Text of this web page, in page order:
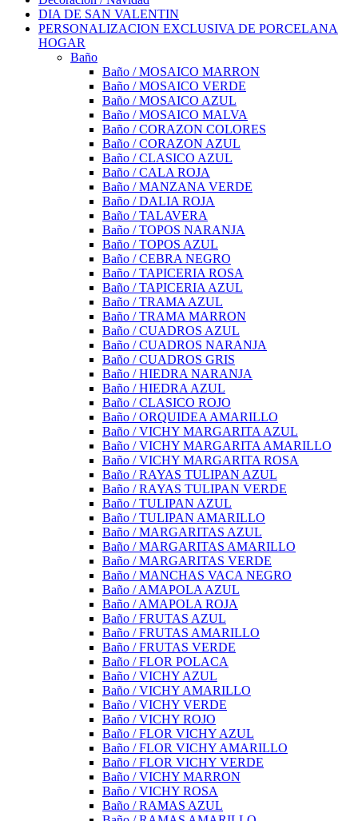
DIA DE SAN VALENTIN
PERSONALIZACION EXCLUSIVA DE PORCELANA
HOGAR
Baño
Baño / MOSAICO MARRON
Baño / MOSAICO VERDE
Baño / MOSAICO AZUL
Baño / MOSAICO MALVA
Baño / CORAZON COLORES
Baño / CORAZON AZUL
Baño / CLASICO AZUL
Baño / CALA ROJA
Baño / MANZANA VERDE
Baño / DALIA ROJA
Baño / TALAVERA
Baño / TOPOS NARANJA
Baño / TOPOS AZUL
Baño / CEBRA NEGRO
Baño / TAPICERIA ROSA
Baño / TAPICERIA AZUL
Baño / TRAMA AZUL
Baño / TRAMA MARRON
Baño / CUADROS AZUL
Baño / CUADROS NARANJA
Baño / CUADROS GRIS
Baño / HIEDRA NARANJA
Baño / HIEDRA AZUL
Baño / CLASICO ROJO
Baño / ORQUIDEA AMARILLO
Baño / VICHY MARGARITA AZUL
Baño / VICHY MARGARITA AMARILLO
Baño / VICHY MARGARITA ROSA
Baño / RAYAS TULIPAN AZUL
Baño / RAYAS TULIPAN VERDE
Baño / TULIPAN AZUL
Baño / TULIPAN AMARILLO
Baño / MARGARITAS AZUL
Baño / MARGARITAS AMARILLO
Baño / MARGARITAS VERDE
Baño / MANCHAS VACA NEGRO
Baño / AMAPOLA AZUL
Baño / AMAPOLA ROJA
Baño / FRUTAS AZUL
Baño / FRUTAS AMARILLO
Baño / FRUTAS VERDE
Baño / FLOR POLACA
Baño / VICHY AZUL
Baño / VICHY AMARILLO
Baño / VICHY VERDE
Baño / VICHY ROJO
Baño / FLOR VICHY AZUL
Baño / FLOR VICHY AMARILLO
Baño / FLOR VICHY VERDE
Baño / VICHY MARRON
Baño / VICHY ROSA
Baño / RAMAS AZUL